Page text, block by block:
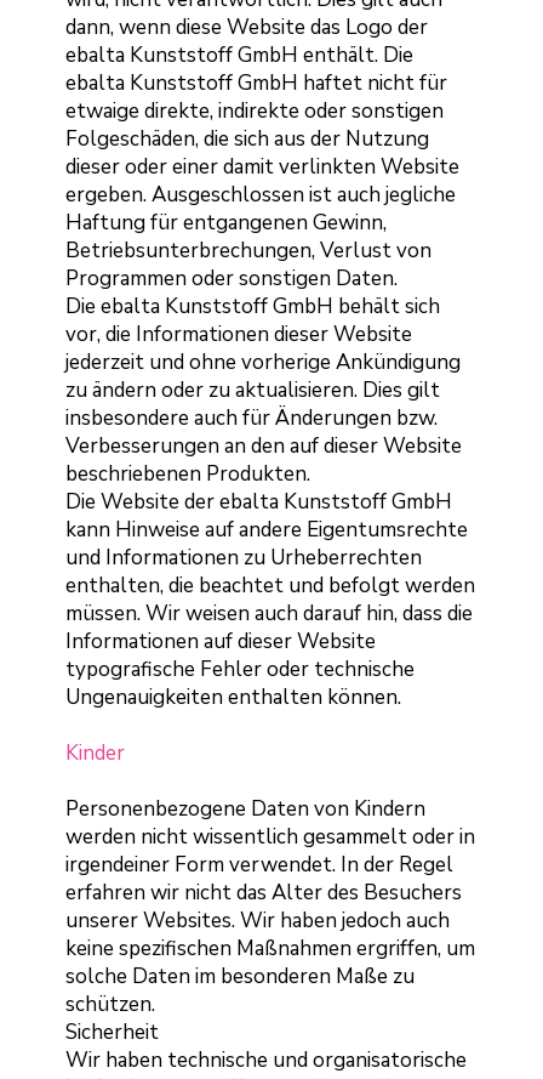
dann, wenn diese Website das Logo der
ebalta Kunststoff GmbH enthält. Die
ebalta Kunststoff GmbH haftet nicht für
etwaige direkte, indirekte oder sonstigen
Folgeschäden, die sich aus der Nutzung
dieser oder einer damit verlinkten Website
ergeben. Ausgeschlossen ist auch jegliche
Haftung für entgangenen Gewinn,
Betriebsunterbrechungen, Verlust von
Programmen oder sonstigen Daten.
Die ebalta Kunststoff GmbH behält sich
vor, die Informationen dieser Website
jederzeit und ohne vorherige Ankündigung
zu ändern oder zu aktualisieren. Dies gilt
insbesondere auch für Änderungen bzw.
Verbesserungen an den auf dieser Website
beschriebenen Produkten.
Die Website der ebalta Kunststoff GmbH
kann Hinweise auf andere Eigentumsrechte
und Informationen zu Urheberrechten
enthalten, die beachtet und befolgt werden
müssen. Wir weisen auch darauf hin, dass die
Informationen auf dieser Website
typografische Fehler oder technische
Ungenauigkeiten enthalten können.
Kinder
Personenbezogene Daten von Kindern
werden nicht wissentlich gesammelt oder in
irgendeiner Form verwendet. In der Regel
erfahren wir nicht das Alter des Besuchers
unserer Websites. Wir haben jedoch auch
keine spezifischen Maßnahmen ergriffen, um
solche Daten im besonderen Maße zu
schützen.
Sicherheit
Wir haben technische und organisatorische